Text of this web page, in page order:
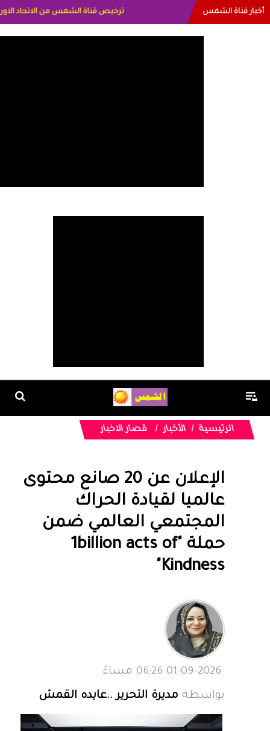
أخبار قناة الشمس
الرئيسية الأخبار قصار الاخبار
الإعلان عن 20 صانع محتوى
عالميا لقيادة الحراك
المجتمعي العالمي ضمن
حملة "1billion acts of
Kindness"
بواسطة مديرة التحرير ..عايده القمش